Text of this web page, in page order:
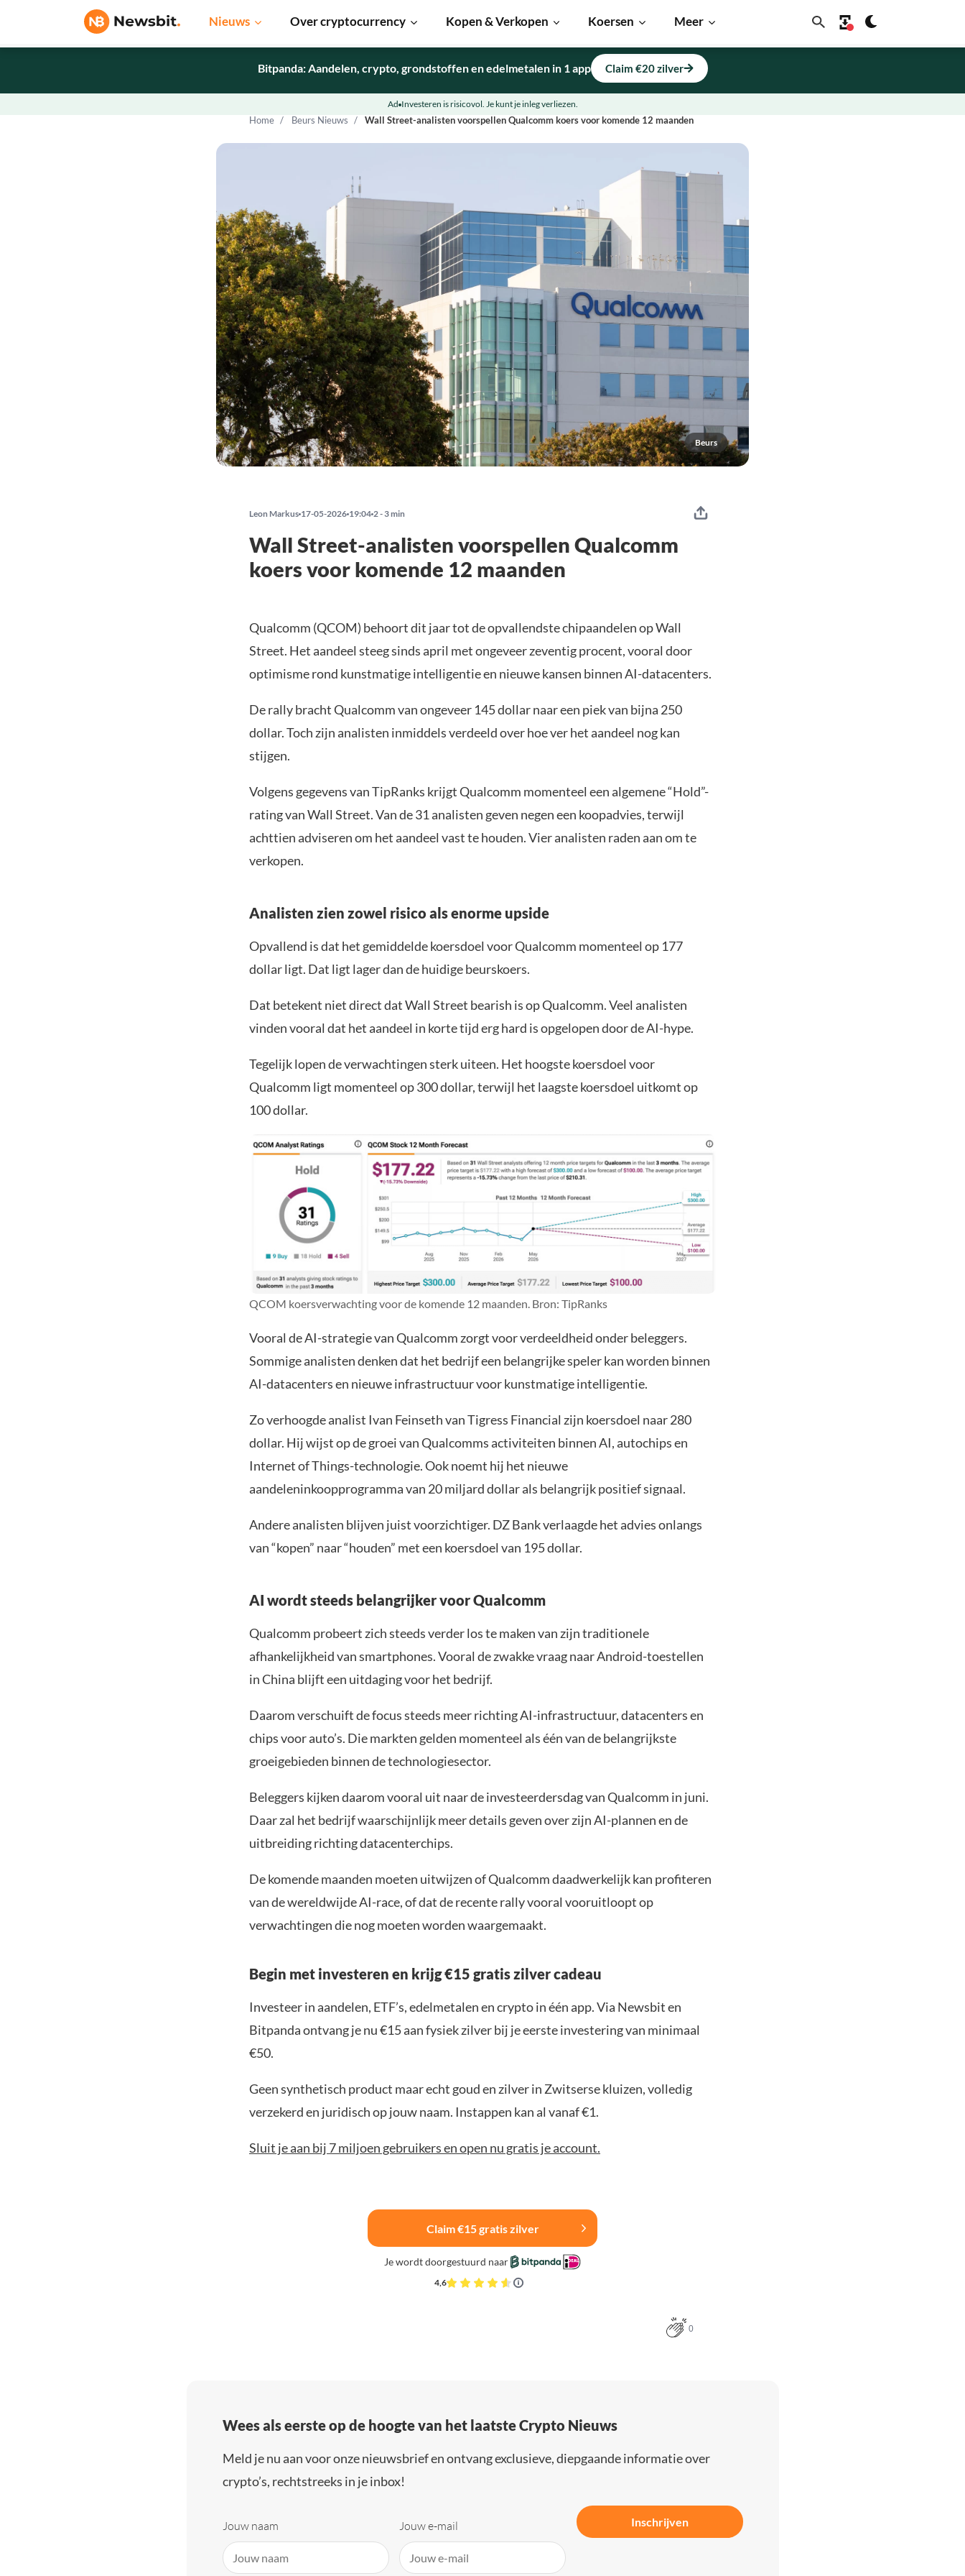
Nieuws Over cryptocurrency Kopen & Verkopen Koersen Meer
Home Beurs Nieuws Wall Street-analisten voorspellen Qualcomm koers voor komende 12 maanden
Beurs
Bitpanda: Aandelen, crypto, grondstoffen en edelmetalen in 1 app Claim €20 zilver
Ad Investeren is risicovol. Je kunt je inleg verliezen.
Leon Markus 17-05-2026 19:04 2 - 3 min
Wall Street-analisten voorspellen Qualcomm
koers voor komende 12 maanden
Qualcomm (QCOM) behoort dit jaar tot de opvallendste chipaandelen op Wall
Street. Het aandeel steeg sinds april met ongeveer zeventig procent, vooral door
optimisme rond kunstmatige intelligentie en nieuwe kansen binnen AI-datacenters.
De rally bracht Qualcomm van ongeveer 145 dollar naar een piek van bijna 250
dollar. Toch zijn analisten inmiddels verdeeld over hoe ver het aandeel nog kan
stijgen.
Volgens gegevens van TipRanks krijgt Qualcomm momenteel een algemene “Hold”-
rating van Wall Street. Van de 31 analisten geven negen een koopadvies, terwijl
achttien adviseren om het aandeel vast te houden. Vier analisten raden aan om te
verkopen.
Analisten zien zowel risico als enorme upside
Opvallend is dat het gemiddelde koersdoel voor Qualcomm momenteel op 177
dollar ligt. Dat ligt lager dan de huidige beurskoers.
Dat betekent niet direct dat Wall Street bearish is op Qualcomm. Veel analisten
vinden vooral dat het aandeel in korte tijd erg hard is opgelopen door de AI-hype.
Tegelijk lopen de verwachtingen sterk uiteen. Het hoogste koersdoel voor
Qualcomm ligt momenteel op 300 dollar, terwijl het laagste koersdoel uitkomt op
100 dollar.
QCOM koersverwachting voor de komende 12 maanden. Bron: TipRanks
Vooral de AI-strategie van Qualcomm zorgt voor verdeeldheid onder beleggers.
Sommige analisten denken dat het bedrijf een belangrijke speler kan worden binnen
AI-datacenters en nieuwe infrastructuur voor kunstmatige intelligentie.
Zo verhoogde analist Ivan Feinseth van Tigress Financial zijn koersdoel naar 280
dollar. Hij wijst op de groei van Qualcomms activiteiten binnen AI, autochips en
Internet of Things-technologie. Ook noemt hij het nieuwe
aandeleninkoopprogramma van 20 miljard dollar als belangrijk positief signaal.
Andere analisten blijven juist voorzichtiger. DZ Bank verlaagde het advies onlangs
van “kopen” naar “houden” met een koersdoel van 195 dollar.
AI wordt steeds belangrijker voor Qualcomm
Qualcomm probeert zich steeds verder los te maken van zijn traditionele
afhankelijkheid van smartphones. Vooral de zwakke vraag naar Android-toestellen
in China blijft een uitdaging voor het bedrijf.
Daarom verschuift de focus steeds meer richting AI-infrastructuur, datacenters en
chips voor auto’s. Die markten gelden momenteel als één van de belangrijkste
groeigebieden binnen de technologiesector.
Beleggers kijken daarom vooral uit naar de investeerdersdag van Qualcomm in juni.
Daar zal het bedrijf waarschijnlijk meer details geven over zijn AI-plannen en de
uitbreiding richting datacenterchips.
De komende maanden moeten uitwijzen of Qualcomm daadwerkelijk kan profiteren
van de wereldwijde AI-race, of dat de recente rally vooral vooruitloopt op
verwachtingen die nog moeten worden waargemaakt.
Begin met investeren en krijg €15 gratis zilver cadeau
Investeer in aandelen, ETF’s, edelmetalen en crypto in één app. Via Newsbit en
Bitpanda ontvang je nu €15 aan fysiek zilver bij je eerste investering van minimaal
€50.
Geen synthetisch product maar echt goud en zilver in Zwitserse kluizen, volledig
verzekerd en juridisch op jouw naam. Instappen kan al vanaf €1.
Sluit je aan bij 7 miljoen gebruikers en open nu gratis je account.
Claim €15 gratis zilver
Je wordt doorgestuurd naar
4,6
0
Wees als eerste op de hoogte van het laatste Crypto Nieuws
Meld je nu aan voor onze nieuwsbrief en ontvang exclusieve, diepgaande informatie over
crypto’s, rechtstreeks in je inbox!
Jouw naam Jouw e-mail Inschrijven